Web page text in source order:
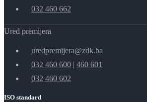
032 460 662
Ured premijera
uredpremijera@zdk.ba
032 460 600 | 460 601
032 460 602
ISO standard